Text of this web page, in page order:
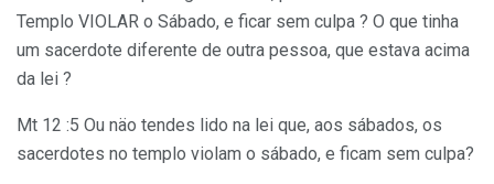
Templo VIOLAR o Sábado, e ficar sem culpa ? O que tinha
um sacerdote diferente de outra pessoa, que estava acima
da lei ?
Mt 12 :5 Ou näo tendes lido na lei que, aos sábados, os
sacerdotes no templo violam o sábado, e ficam sem culpa?